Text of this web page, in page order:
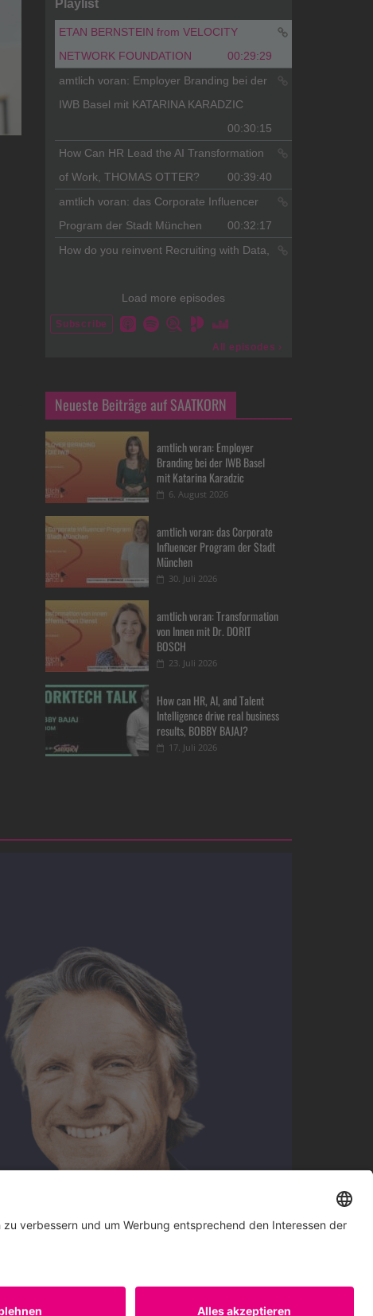
Neueste Beiträge auf SAATKORN
amtlich voran: Employer
Branding bei der IWB Basel
mit Katarina Karadzic
6. August 2026
amtlich voran: das Corporate
Influencer Program der Stadt
München
30. Juli 2026
amtlich voran: Transformation
von Innen mit Dr. DORIT
BOSCH
23. Juli 2026
How can HR, AI, and Talent
Intelligence drive real business
results, BOBBY BAJAJ?
17. Juli 2026